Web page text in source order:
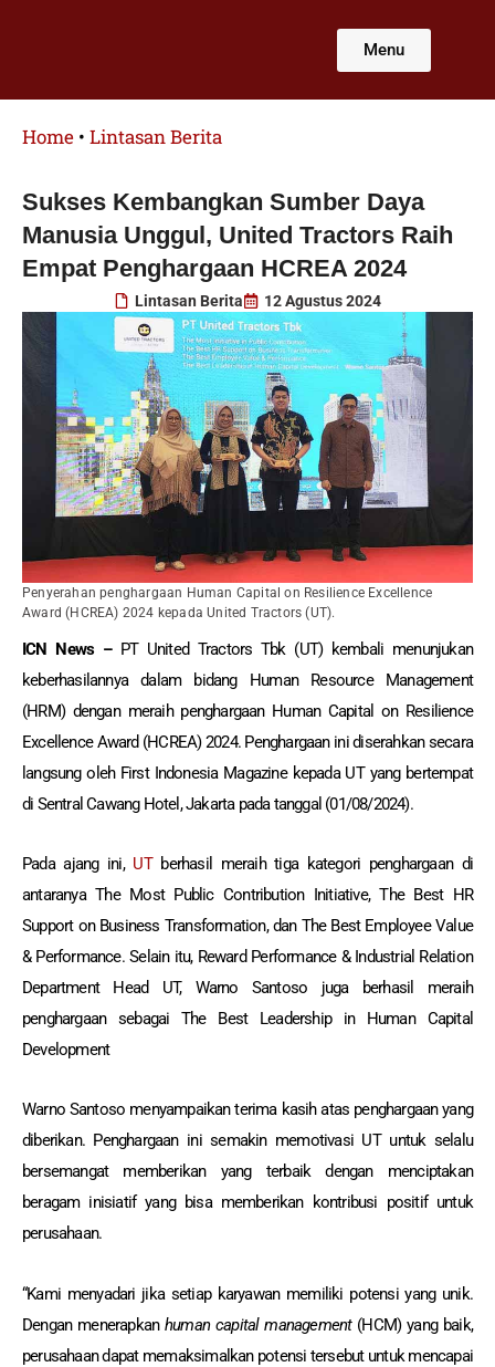
Menu
Home • Lintasan Berita
Sukses Kembangkan Sumber Daya
Manusia Unggul, United Tractors Raih
Empat Penghargaan HCREA 2024
Lintasan Berita 12 Agustus 2024
Penyerahan penghargaan Human Capital on Resilience Excellence
Award (HCREA) 2024 kepada United Tractors (UT).
ICN News – PT United Tractors Tbk (UT) kembali menunjukan
keberhasilannya dalam bidang Human Resource Management
(HRM) dengan meraih penghargaan Human Capital on Resilience
Excellence Award (HCREA) 2024. Penghargaan ini diserahkan secara
langsung oleh First Indonesia Magazine kepada UT yang bertempat
di Sentral Cawang Hotel, Jakarta pada tanggal (01/08/2024).
Pada ajang ini, UTberhasil meraih tiga kategori penghargaan di
antaranya The Most Public Contribution Initiative, The Best HR
Support on Business Transformation, dan The Best Employee Value
& Performance. Selain itu, Reward Performance & Industrial Relation
Department Head UT, Warno Santoso juga berhasil meraih
penghargaan sebagai The Best Leadership in Human Capital
Development
Warno Santoso menyampaikan terima kasih atas penghargaan yang
diberikan. Penghargaan ini semakin memotivasi UT untuk selalu
bersemangat memberikan yang terbaik dengan menciptakan
beragam inisiatif yang bisa memberikan kontribusi positif untuk
perusahaan.
“Kami menyadari jika setiap karyawan memiliki potensi yang unik.
Dengan menerapkanhuman capital management(HCM) yang baik,
perusahaan dapat memaksimalkan potensi tersebut untuk mencapai